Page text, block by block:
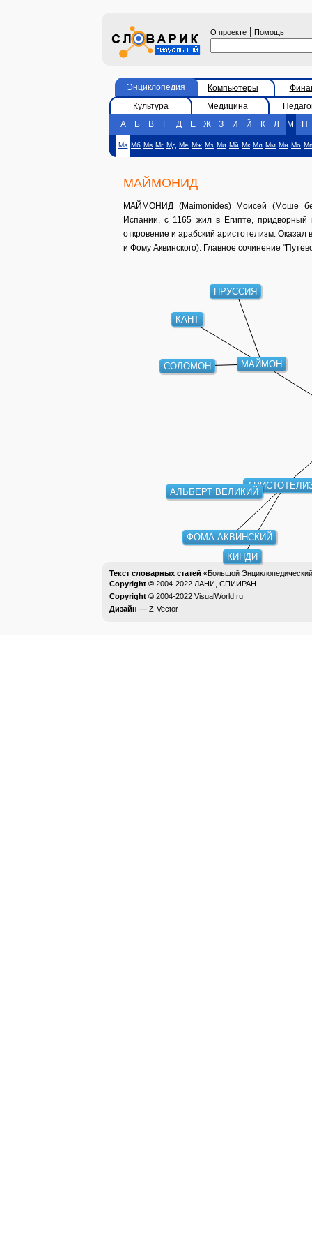
О проекте | Помощь
Энциклопедия Компьютеры
Культура
Медицина
А
Б В Г Д Е Ж З И Й К Л М Н
Ма Мб Мв Мг Мд Ме Мж Мз Ми Мй Мк Мл Мм Мн Мо Мп
МАЙМОНИД
МАЙМОНИД (Maimonides) Моисей (Моше
Испании, с 1165 жил в Египте, придворный
откровение и арабский аристотелизм. Оказал
и Фому Аквинского). Главное сочинение
МАЙМОН
СОЛОМОН
КАНТ
ПРУССИЯ
ФОМА АКВИНСКИЙ
АЛЬБЕРТ ВЕЛИКИЙ
КИНДИ
Текст словарных статей «Большой
Copyright © 2004-2022 ЛАНИ, СПИИРАН
Copyright © 2004-2022 VisualWorld.ru
Дизайн — Z-Vector